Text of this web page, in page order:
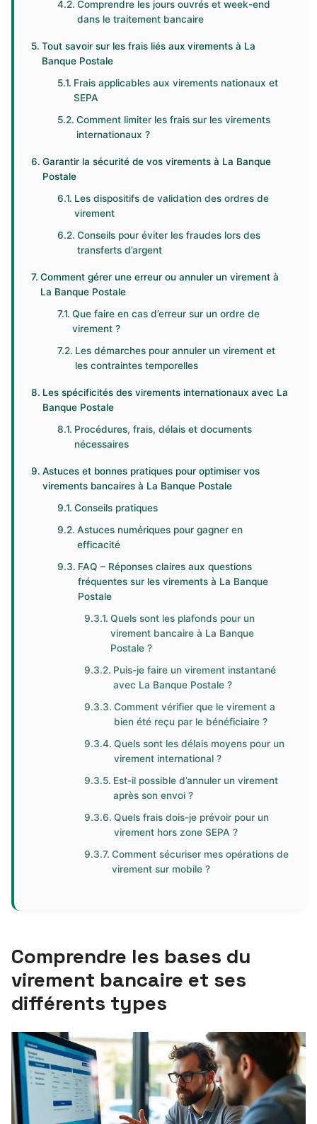
Comprendre les jours ouvrés et week-end
dans le traitement bancaire
Tout savoir sur les frais liés aux virements à La
Banque Postale
Frais applicables aux virements nationaux et
SEPA
Comment limiter les frais sur les virements
internationaux ?
Garantir la sécurité de vos virements à La Banque
Postale
Les dispositifs de validation des ordres de
virement
Conseils pour éviter les fraudes lors des
transferts d’argent
Comment gérer une erreur ou annuler un virement à
La Banque Postale
Que faire en cas d’erreur sur un ordre de
virement ?
Les démarches pour annuler un virement et
les contraintes temporelles
Les spécificités des virements internationaux avec La
Banque Postale
Procédures, frais, délais et documents
nécessaires
Astuces et bonnes pratiques pour optimiser vos
virements bancaires à La Banque Postale
Conseils pratiques
Astuces numériques pour gagner en
efficacité
FAQ – Réponses claires aux questions
fréquentes sur les virements à La Banque
Postale
Quels sont les plafonds pour un
virement bancaire à La Banque
Postale ?
Puis-je faire un virement instantané
avec La Banque Postale ?
Comment vérifier que le virement a
bien été reçu par le bénéficiaire ?
Quels sont les délais moyens pour un
virement international ?
Est-il possible d’annuler un virement
après son envoi ?
Quels frais dois-je prévoir pour un
virement hors zone SEPA ?
Comment sécuriser mes opérations de
virement sur mobile ?
Comprendre les bases du
virement bancaire et ses
différents types